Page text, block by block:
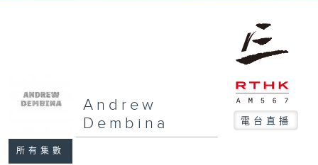
所有集數
Andrew
Dembina
電台直播